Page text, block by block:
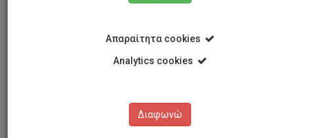
Απαραίτητα cookies
Analytics cookies
Διαφωνώ